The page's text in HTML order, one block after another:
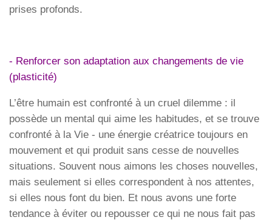
prises profonds.
- Renforcer son adaptation aux changements de vie
(plasticité)
L’être humain est confronté à un cruel dilemme : il
possède un mental qui aime les habitudes, et se trouve
confronté à la Vie - une énergie créatrice toujours en
mouvement et qui produit sans cesse de nouvelles
situations. Souvent nous aimons les choses nouvelles,
mais seulement si elles correspondent à nos attentes,
si elles nous font du bien. Et nous avons une forte
tendance à éviter ou repousser ce qui ne nous fait pas